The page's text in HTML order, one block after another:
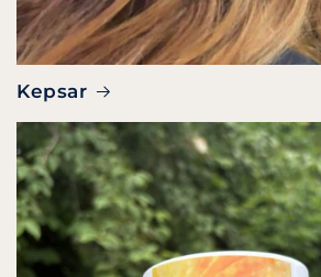
Kepsar